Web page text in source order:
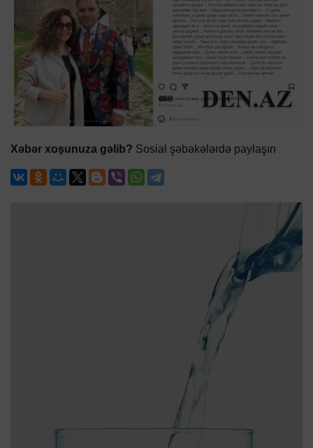
Xəbər xoşunuza gəlib? Sosial şəbəkələrdə paylaşın